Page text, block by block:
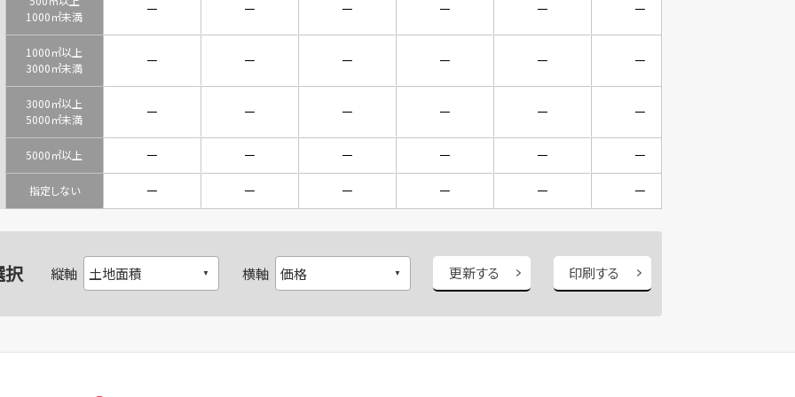
1000㎡未満
－ － － － － －
1000㎡以上
3000㎡未満
－ － － － － －
3000㎡以上
5000㎡未満
－ － － － － －
5000㎡以上 － － － － － －
指定しない － － － － － －
択 縦軸 横軸 更新する 印刷する